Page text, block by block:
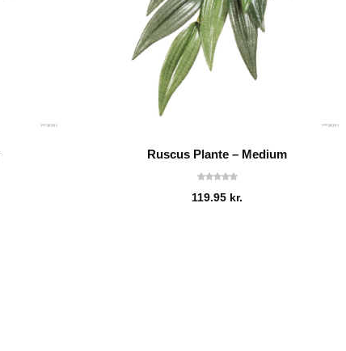
Ruscus Plante – Medium
119.95 kr.